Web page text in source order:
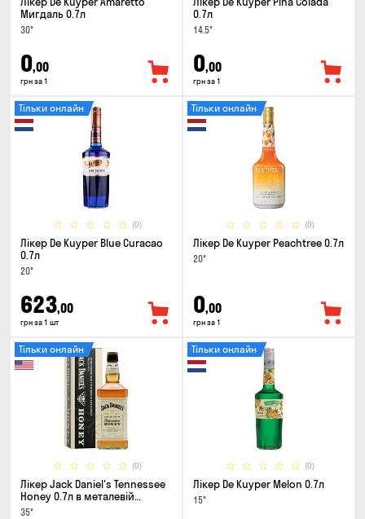
Мигдаль 0.7л
30°
0,00
грн за 1
0.7л
14.5°
0,00
грн за 1
(0)
Тільки онлайн
Лікер De Kuyper Blue Curacao
0.7л
20°
623,00
грн за 1 шт
(0)
Тільки онлайн
Лікер De Kuyper Peachtree 0.7л
20°
0,00
грн за 1
(0)
Тільки онлайн
Лікер Jack Daniel's Tennessee
Honey 0.7л в металевій
коробці
35°
(0)
Тільки онлайн
Лікер De Kuyper Melon 0.7л
15°